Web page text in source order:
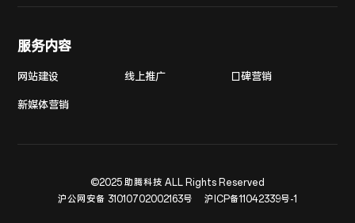
服务内容
网站建设 线上推广 口碑营销
新媒体营销
©2025 助腾科技 ALL Rights Reserved
沪公网安备 31010702002163号
沪ICP备11042339号-1